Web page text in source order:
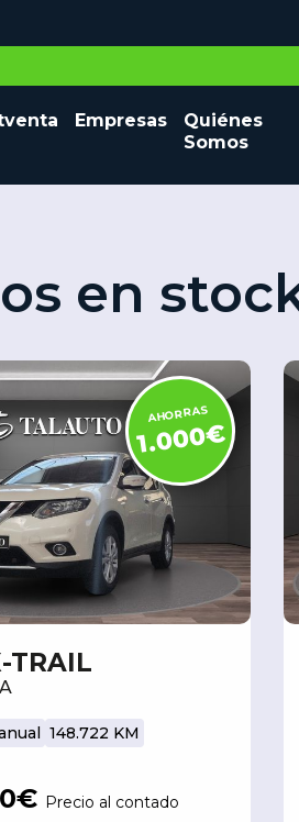
Empresas
Quiénes
Somos
Ocasión
en
AHORRAS
1.000€
TRAIL
148.722 KM
Precio al contado